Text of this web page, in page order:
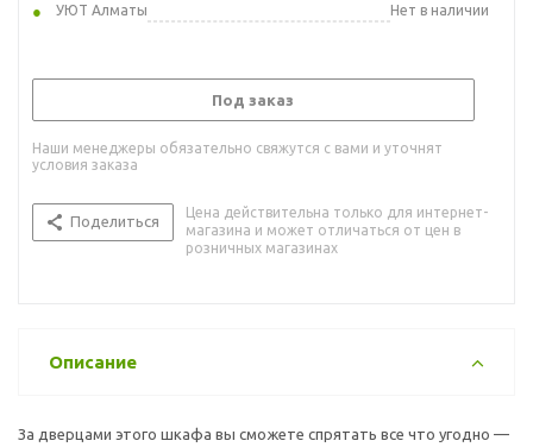
УЮТ Алматы
Нет в наличии
Под заказ
Наши менеджеры обязательно свяжутся с вами и уточнят
условия заказа
Поделиться
Цена действительна только для интернет-
магазина и может отличаться от цен в
розничных магазинах
Описание
За дверцами этого шкафа вы сможете спрятать все что угодно —